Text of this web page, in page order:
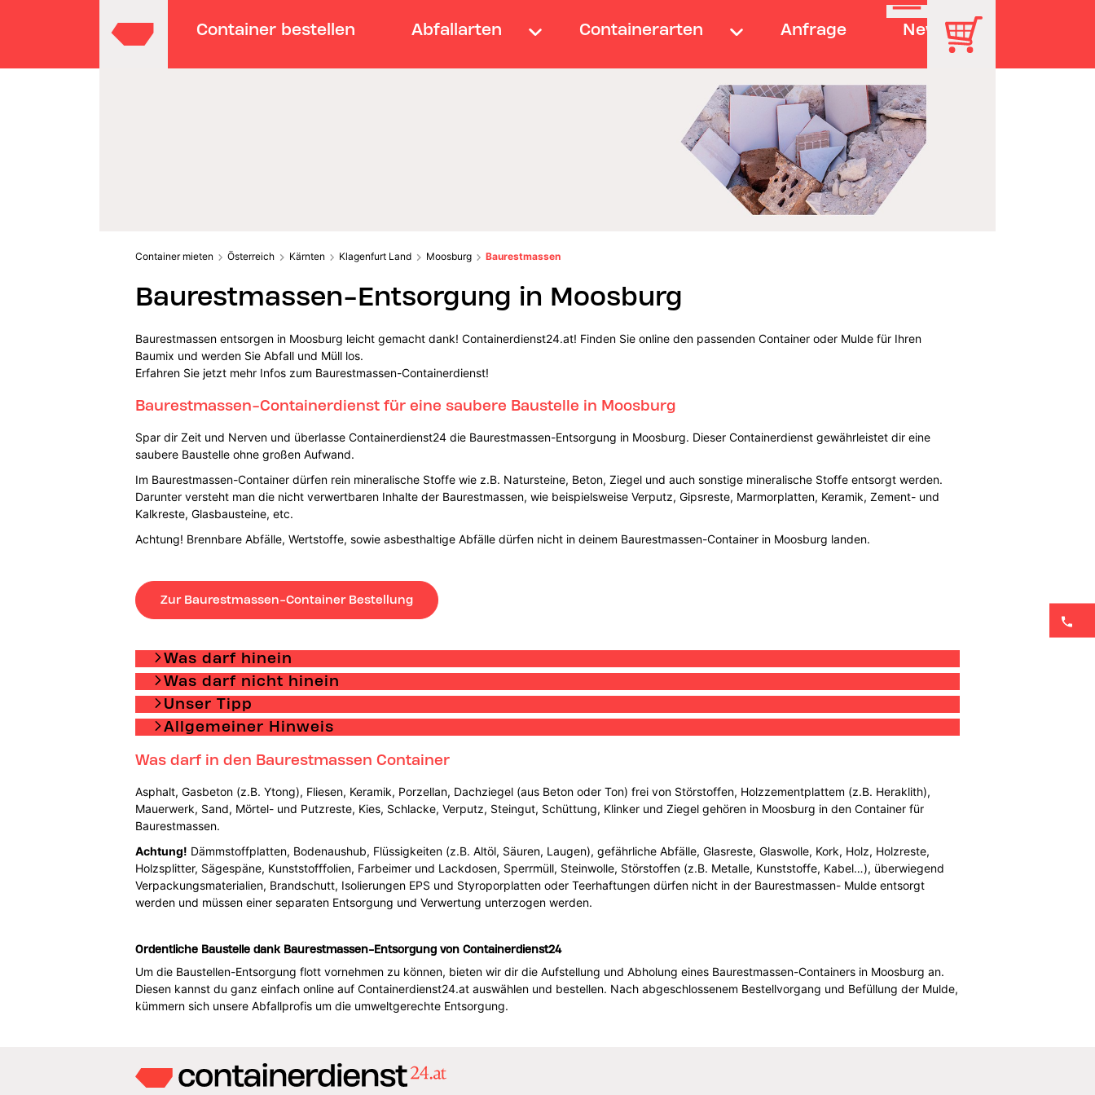
Container bestellen Abfallarten Containerarten Anfrage News
Container mieten Österreich Kärnten Klagenfurt Land Moosburg Baurestmassen
Baurestmassen-Entsorgung in Moosburg
Baurestmassen entsorgen in Moosburg leicht gemacht dank! Containerdienst24.at! Finden Sie online den passenden Container oder Mulde für Ihren
Baumix und werden Sie Abfall und Müll los.
Erfahren Sie jetzt mehr Infos zum Baurestmassen-Containerdienst!
Baurestmassen-Containerdienst für eine saubere Baustelle in Moosburg
Spar dir Zeit und Nerven und überlasse Containerdienst24 die Baurestmassen-Entsorgung in Moosburg. Dieser Containerdienst gewährleistet dir eine
saubere Baustelle ohne großen Aufwand.
Im Baurestmassen-Container dürfen rein mineralische Stoffe wie z.B. Natursteine, Beton, Ziegel und auch sonstige mineralische Stoffe entsorgt werden.
Darunter versteht man die nicht verwertbaren Inhalte der Baurestmassen, wie beispielsweise Verputz, Gipsreste, Marmorplatten, Keramik, Zement- und
Kalkreste, Glasbausteine, etc.
Achtung! Brennbare Abfälle, Wertstoffe, sowie asbesthaltige Abfälle dürfen nicht in deinem Baurestmassen-Container in Moosburg landen.
Zur Baurestmassen-Container Bestellung
Was darf hinein
Was darf nicht hinein
Unser Tipp
Allgemeiner Hinweis
Was darf in den Baurestmassen Container
Asphalt, Gasbeton (z.B. Ytong), Fliesen, Keramik, Porzellan, Dachziegel (aus Beton oder Ton) frei von Störstoffen, Holzzementplattem (z.B. Heraklith),
Mauerwerk, Sand, Mörtel- und Putzreste, Kies, Schlacke, Verputz, Steingut, Schüttung, Klinker und Ziegel gehören in Moosburg in den Container für
Baurestmassen.
Achtung! Dämmstoffplatten, Bodenaushub, Flüssigkeiten (z.B. Altöl, Säuren, Laugen), gefährliche Abfälle, Glasreste, Glaswolle, Kork, Holz, Holzreste,
Holzsplitter, Sägespäne, Kunststofffolien, Farbeimer und Lackdosen, Sperrmüll, Steinwolle, Störstoffen (z.B. Metalle, Kunststoffe, Kabel…), überwiegend
Verpackungsmaterialien, Brandschutt, Isolierungen EPS und Styroporplatten oder Teerhaftungen dürfen nicht in der Baurestmassen- Mulde entsorgt
werden und müssen einer separaten Entsorgung und Verwertung unterzogen werden.
Ordentliche Baustelle dank Baurestmassen-Entsorgung von Containerdienst24
Um die Baustellen-Entsorgung flott vornehmen zu können, bieten wir dir die Aufstellung und Abholung eines Baurestmassen-Containers in Moosburg an.
Diesen kannst du ganz einfach online auf Containerdienst24.at auswählen und bestellen. Nach abgeschlossenem Bestellvorgang und Befüllung der Mulde,
kümmern sich unsere Abfallprofis um die umweltgerechte Entsorgung.